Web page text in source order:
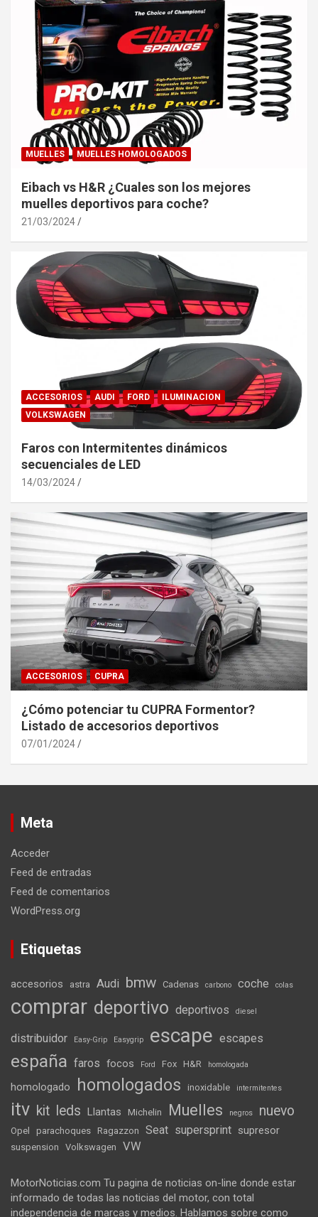
MUELLES MUELLES HOMOLOGADOS
Eibach vs H&R ¿Cuales son los mejores
muelles deportivos para coche?
21/03/2024
ACCESORIOS AUDI FORD
ILUMINACION
VOLKSWAGEN
Faros con Intermitentes dinámicos
secuenciales de LED
14/03/2024
ACCESORIOS CUPRA
¿Cómo potenciar tu CUPRA Formentor?
Listado de accesorios deportivos
07/01/2024
Meta
Acceder
Feed de entradas
Feed de comentarios
WordPress.org
Etiquetas
accesorios astra Audi bmw Cadenas carbono coche colas
comprar deportivo deportivos diesel
distribuidor Easy-Grip Easygrip escape escapes
españa faros focos Ford Fox H&R homologada
homologado homologados inoxidable intermitentes
itv kit leds Llantas Michelin Muelles negros nuevo
Opel parachoques Ragazzon Seat supersprint supresor
suspension Volkswagen VW
MotorNoticias.com Tu pagina de noticias on-line donde estar
informado de todas las noticias del motor, con total
independencia de marcas y medios. Hablamos sobre como